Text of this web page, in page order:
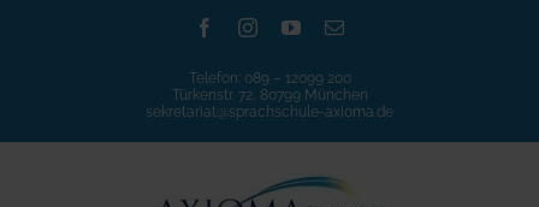
FacebookInstagramYouTube
E-
Telefon: 089 – 12099 200
Türkenstr. 72, 80799 München
sekretariat@sprachschule-axioma.de